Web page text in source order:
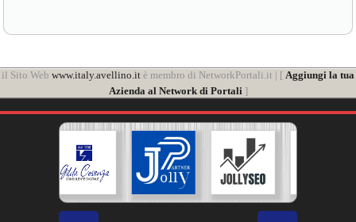
il Sito Web www.italy.avellino.it è membro di NetworkPortali.it | [ Aggiungi la tua
Azienda al Network di Portali ]